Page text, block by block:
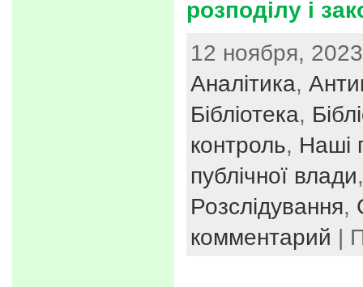
розподілу і
12 ноября,
Аналітика,
Бібліотека,
контроль, Наші
публічної влади
Розслідування,
комментарий |